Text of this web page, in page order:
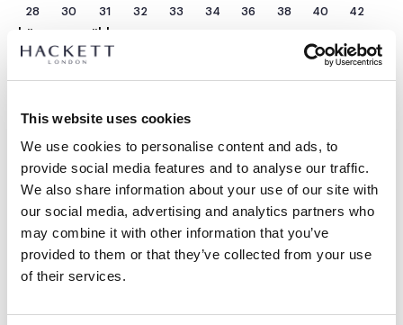
This website uses cookies
We use cookies to personalise content and ads, to
provide social media features and to analyse our traffic.
We also share information about your use of our site with
our social media, advertising and analytics partners who
may combine it with other information that you’ve
provided to them or that they’ve collected from your use
of their services.
28 30 31 32 33 34 36 38 40 42
Länge auswählen:
|
BESCHREIBUNG
HM2100098
- Relaxed Fit Chinohose
LIEFERUNG UND RÜCKGABE
Kostenlose Lieferung und Rückgabe